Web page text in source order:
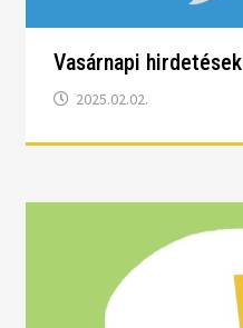
Vasárnapi
2025.02.02.